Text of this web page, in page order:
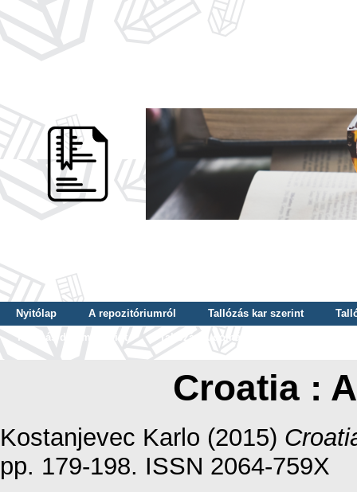
Nyitólap A repozitóriumról Tallózás kar szerint
Tallózás dátum szerint
Tallózás tudományterület szerint
Croatia :
Kostanjevec Karlo (2015)
pp. 179-198. ISSN 2064-759X